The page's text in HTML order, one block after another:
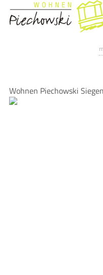
Wohnen Piechowski